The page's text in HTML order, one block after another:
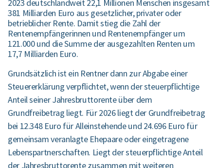
2023 deutschlandweit 22,1 Millionen Menschen insgesamt
381 Milliarden Euro aus gesetzlicher, privater oder
betrieblicher Rente. Damit stieg die Zahl der
Rentenempfängerinnen und Rentenempfänger um
121.000 und die Summe der ausgezahlten Renten um
17,7 Milliarden Euro.
Grundsätzlich ist ein Rentner dann zur Abgabe einer
Steuererklärung verpflichtet, wenn der steuerpflichtige
Anteil seiner Jahresbruttorente über dem
Grundfreibetrag liegt. Für 2026 liegt der Grundfreibetrag
bei 12.348 Euro für Alleinstehende und 24.696 Euro für
gemeinsam veranlagte Ehepaare oder eingetragene
Lebenspartnerschaften. Liegt der steuerpflichtige Anteil
der Jahresbruttorente zusammen mit weiteren